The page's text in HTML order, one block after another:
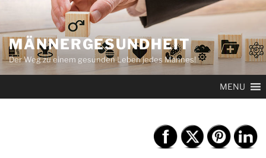
Inhalt
springen
MÄNNERGESUNDHEIT
Der Weg zu einem gesunden Leben jedes Mannes!
MENU